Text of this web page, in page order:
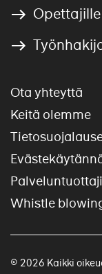
Opettajille
Ota yhteyttä
Keitä olemme
Whistle
© 2026 Kaikki